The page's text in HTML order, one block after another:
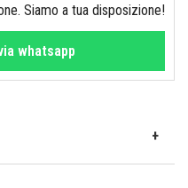
Siamo a tua disposizione!
whatsapp